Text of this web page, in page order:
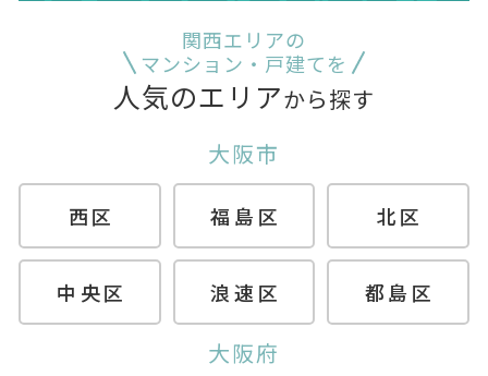
関西エリアの
マンション・戸建てを
人気のエリアから探す
大阪市
西区 福島区 北区
中央区 浪速区 都島区
大阪府